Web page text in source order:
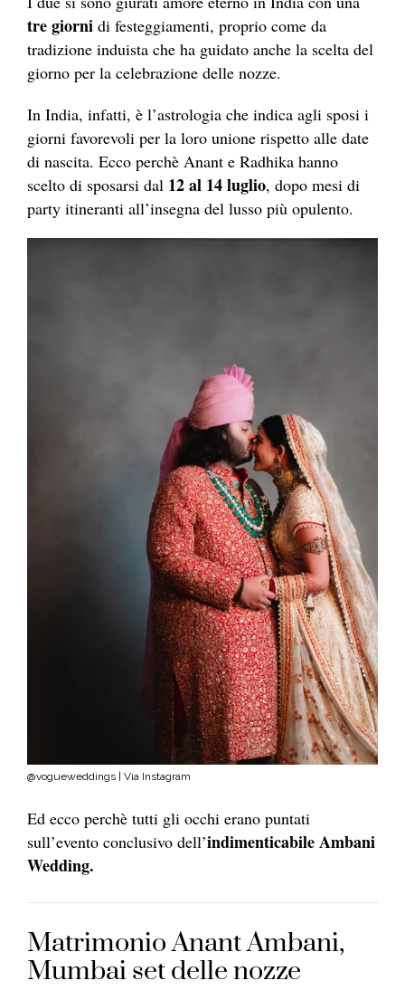
tre giorni di festeggiamenti, proprio come da
tradizione induista che ha guidato anche la scelta del
giorno per la celebrazione delle nozze.
In India, infatti, è l’astrologia che indica agli sposi i
giorni favorevoli per la loro unione rispetto alle date
di nascita. Ecco perchè Anant e Radhika hanno
scelto di sposarsi dal 12 al 14 luglio, dopo mesi di
party itineranti all’insegna del lusso più opulento.
@vogueweddings | Via Instagram
Ed ecco perchè tutti gli occhi erano puntati
sull’evento conclusivo dell’indimenticabile Ambani
Wedding.
Matrimonio Anant Ambani,
Mumbai set delle nozze